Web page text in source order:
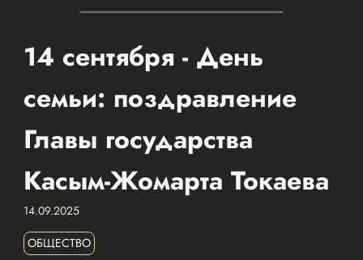
14 сентября - День
семьи: поздравление
Главы государства
Касым-Жомарта Токаева
14.09.2025
ОБЩЕСТВО